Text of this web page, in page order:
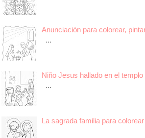
Anunciación para colorear,
...
Niño Jesus hallado en el
...
La sagrada familia para